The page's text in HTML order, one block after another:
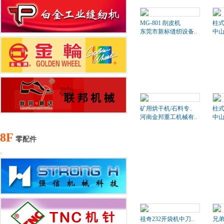
MG-801 削皮机
东莞市新标缝纫设备..
柱
中
矿用烘干机/石料专..
河南金邦重工机械有..
柱
中
8F 零配件
祖奇232开袋机中刀.. 兄